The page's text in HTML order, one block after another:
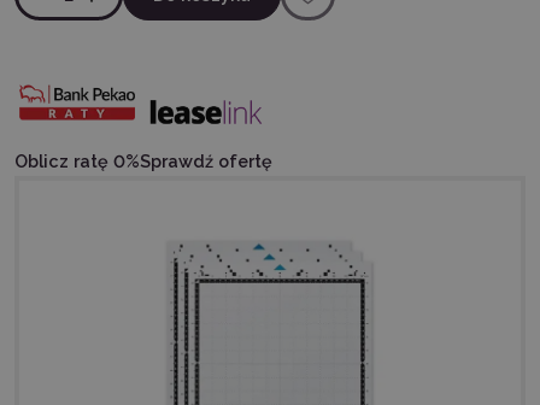
Oblicz ratę 0%Sprawdź ofertę